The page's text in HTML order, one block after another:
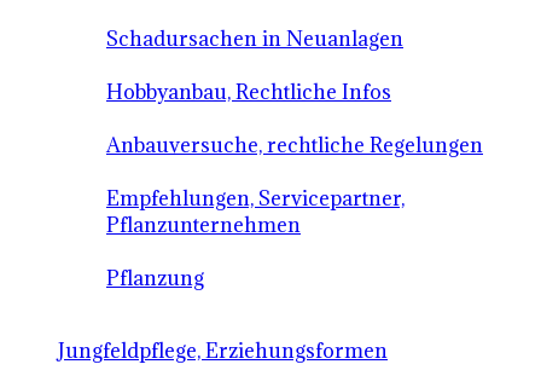
Schadursachen in Neuanlagen
Hobbyanbau, Rechtliche Infos
Anbauversuche, rechtliche Regelungen
Empfehlungen, Servicepartner,
Pflanzunternehmen
Pflanzung
Jungfeldpflege, Erziehungsformen